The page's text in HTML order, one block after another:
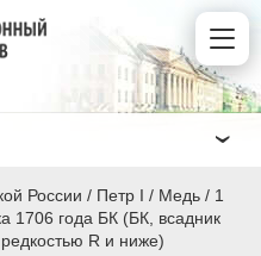
России / Пeтр I / Медь / 1
1706 года БК (БК, всадник
R и ниже)